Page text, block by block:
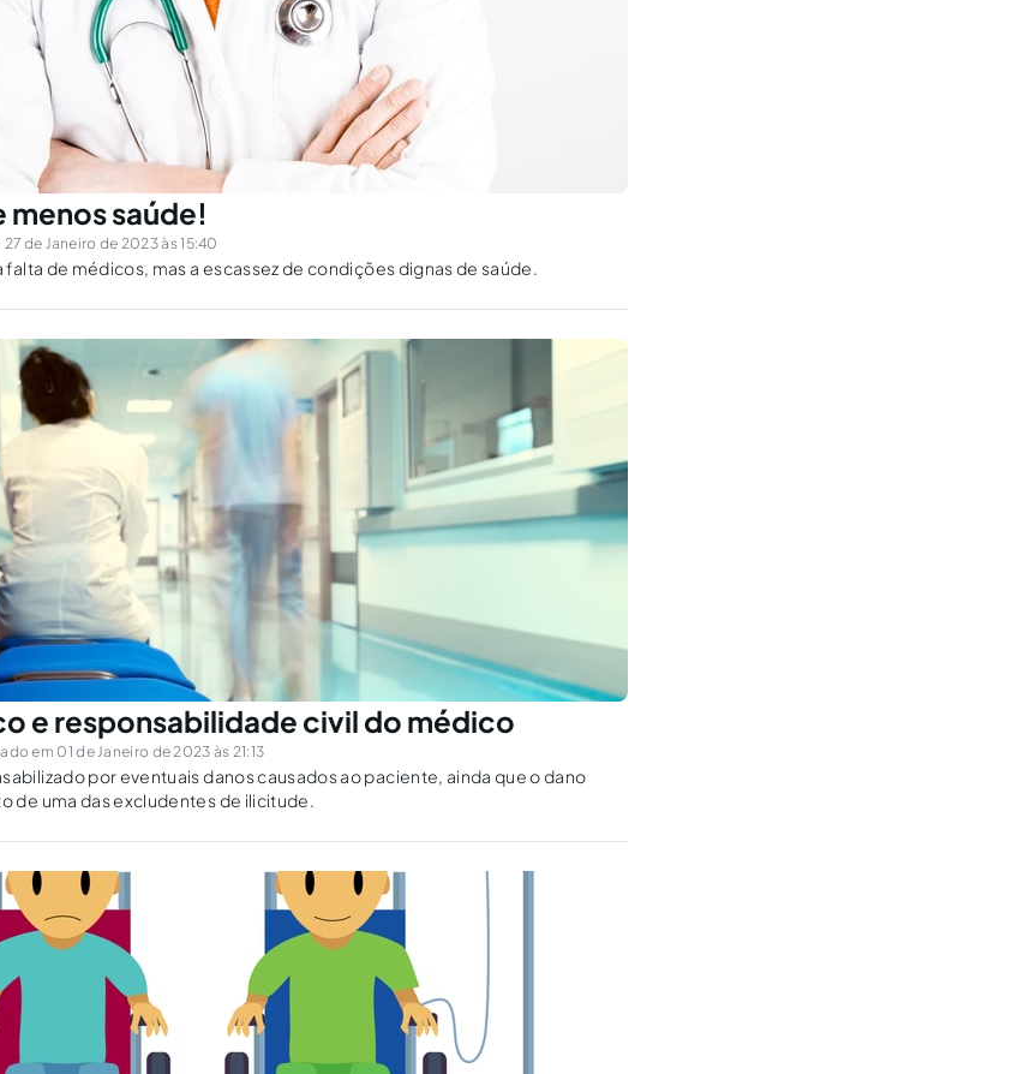
menos saúde!
de Janeiro de 2023 às 15:40
falta de médicos, mas a escassez de condições dignas de saúde.
e responsabilidade civil do médico
em 01 de Janeiro de 2023 às 21:13
por eventuais danos causados ao paciente, ainda que o dano
de uma das excludentes de ilicitude.